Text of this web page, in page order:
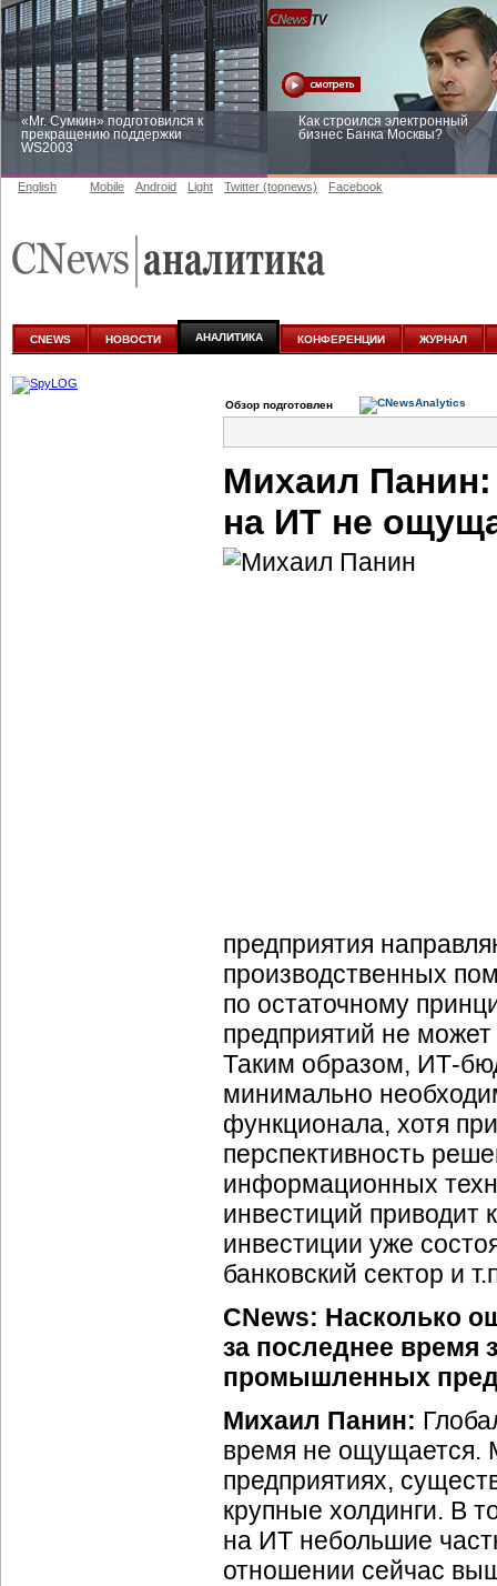
«Mr. Сумкин» подготовился к
прекращению поддержки
WS2003
Как строился электронный
бизнес Банка Москвы?
аналитике
English Mobile Android Light Twitter (topnews) Facebook
CNEWS НОВОСТИ АНАЛИТИКА КОНФЕРЕНЦИИ ЖУРНАЛ
Обзор подготовлен
Михаил Панин:
на ИТ не
предприятия
производственных
по остаточному
предприятий не
Таким образом, ИТ-
минимально
функционала, хотя
перспективность
информационных
инвестиций приводит
инвестиции уже
банковский сектор и
CNews: Насколько
за последнее время
промышленных
Михаил Панин:
время не ощущается.
предприятиях,
крупные холдинги. В
на ИТ небольшие
отношении сейчас